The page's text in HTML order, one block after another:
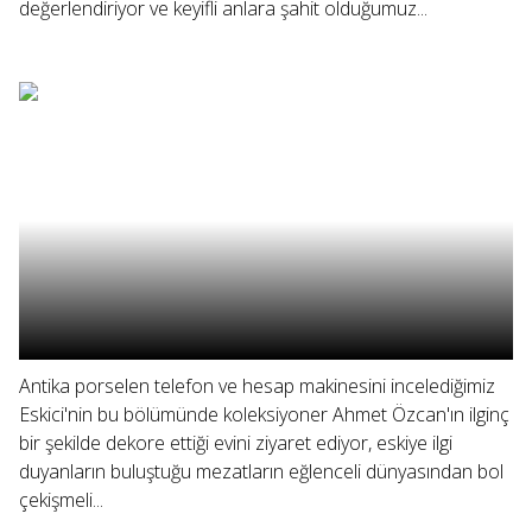
değerlendiriyor ve keyifli anlara şahit olduğumuz...
Antika porselen telefon ve hesap makinesini incelediğimiz
Eskici'nin bu bölümünde koleksiyoner Ahmet Özcan'ın ilginç
bir şekilde dekore ettiği evini ziyaret ediyor, eskiye ilgi
duyanların buluştuğu mezatların eğlenceli dünyasından bol
çekişmeli...